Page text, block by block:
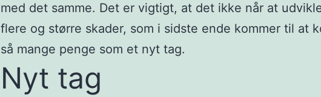
med det samme. Det er vigtigt, at det ikke når at
flere og større skader, som i sidste ende kommer til at
så mange penge som et nyt tag.
Nyt tag